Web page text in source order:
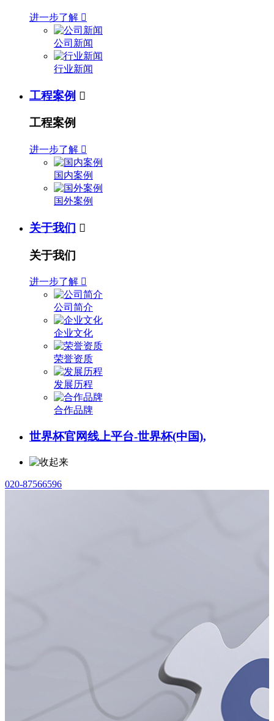
进一步了解 
公司新闻
行业新闻
工程案例 
工程案例
进一步了解 
国内案例
国外案例
关于我们 
关于我们
进一步了解 
公司简介
企业文化
荣誉资质
发展历程
合作品牌
世界杯官网线上平台-世界杯(中国),
020-87566596